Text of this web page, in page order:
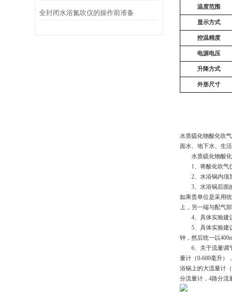
全封闭水浴氮吹仪的操作前准备
温度范围
显示方式
控温精度
电源电压
升降方式
外形尺寸
水质硫化物酸化吹
面水、地下水、生
水质硫化物酸化
1、将酸化吹气仪
2、水浴锅内须加
3、水浴锅后面的
如果贵单位是采用
上，另一端与配气
4、具体实验建议
5、具体实验建议
钟，然后统一以
6、关于流量调节
量计（0-600毫升）
浴锅上的大流量计
分流量计，4路分流